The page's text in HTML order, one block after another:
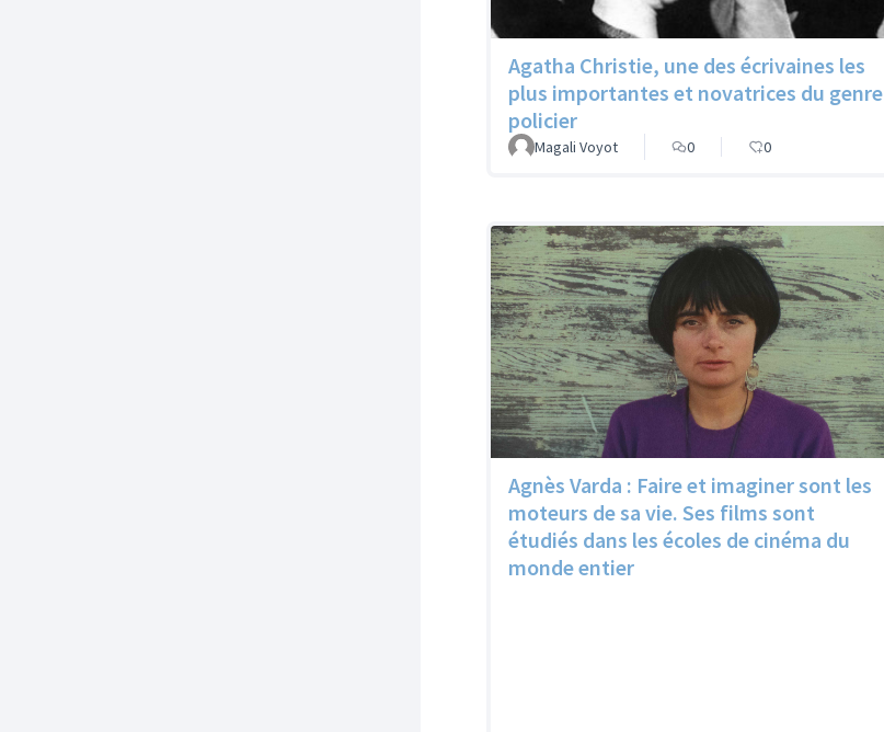
Agatha Christie, une des écrivaines les
plus importantes et novatrices du genre
policier
Magali Voyot 0 0
Agnès Varda : Faire et imaginer sont les
moteurs de sa vie. Ses films sont
étudiés dans les écoles de cinéma du
monde entier